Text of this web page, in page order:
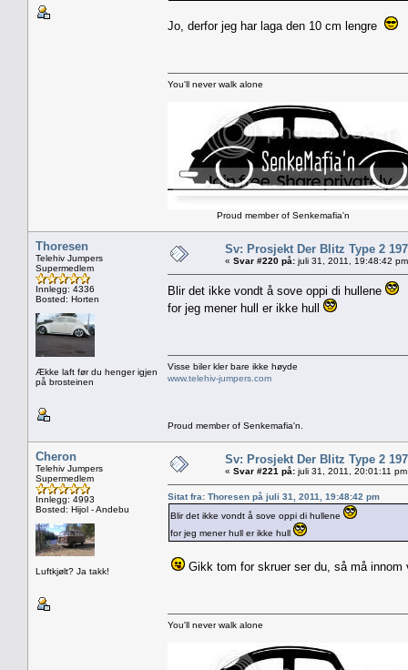
Jo, derfor jeg har laga den 10 cm lengre
You'll never walk alone
Proud member of Senkemafia'n
Thoresen
Telehiv Jumpers
Supermedlem
Innlegg: 4336
Bosted: Horten
Ække laft før du henger igjen
på brosteinen
Sv: Prosjekt Der Blitz Type 2
« Svar #220 på: juli 31, 2011, 19:48:42
Blir det ikke vondt å sove oppi di hullene
for jeg mener hull er ikke hull
Visse biler kler bare ikke høyde
www.telehiv-jumpers.com
Proud member of Senkemafia'n.
Cheron
Telehiv Jumpers
Supermedlem
Innlegg: 4993
Bosted: Hijol - Andebu
Luftkjølt? Ja takk!
Sv: Prosjekt Der Blitz Type 2
« Svar #221 på: juli 31, 2011, 20:01:11
Sitat fra: Thoresen på juli 31, 2011, 19:48:42 pm
Blir det ikke vondt å sove oppi di hullene
for jeg mener hull er ikke hull
Gikk tom for skruer ser du, så må
You'll never walk alone